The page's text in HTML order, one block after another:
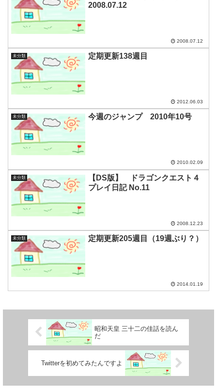
2008.07.12
2008.07.12
未分類 定期更新138週目
2012.06.03
未分類 今週のジャンプ 2010年10号
2010.02.09
未分類
【DS版】 ドラゴンクエスト４
プレイ日記 No.11
2008.12.23
未分類 定期更新205週目（19週ぶり？）
2014.01.19
昭和天皇 三十二の佳話を読ん
だ
Twitterを初めてみたんですよ